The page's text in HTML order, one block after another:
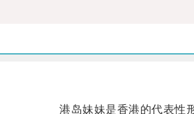
港岛妹妹是香港的代表性形